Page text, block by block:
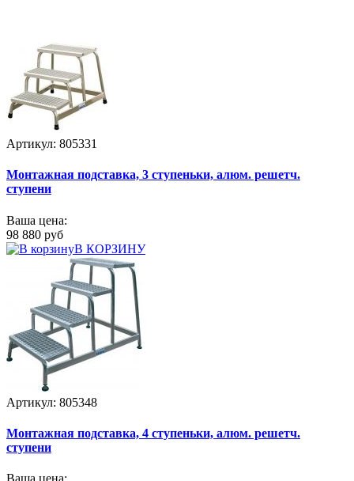
Артикул: 805331
Монтажная подставка, 3 ступеньки, алюм. решетч.
ступени
Ваша цена:
98 880 руб
В КОРЗИНУ
Артикул: 805348
Монтажная подставка, 4 ступеньки, алюм. решетч.
ступени